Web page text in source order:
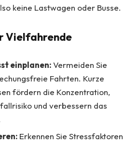
keine Lastwagen oder Busse.
Vielfahrende
einplanen:Vermeiden Sie
Fahrten. Kurze
fördern die Konzentration,
und verbessern das
Erkennen Sie Stressfaktoren